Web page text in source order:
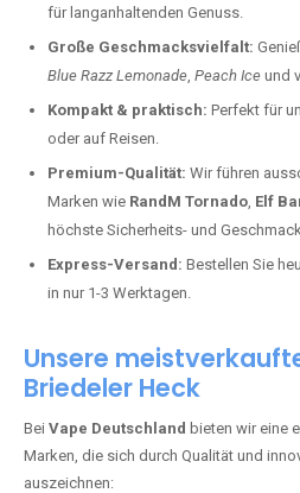
für langanhaltenden Genuss.
Große Geschmacksvielfalt:
Blue Razz Lemonade, Peach Ice und
Kompakt & praktisch: Perfekt für
oder auf Reisen.
Premium-Qualität: Wir führen
Marken wie RandM Tornado, Elf
höchste Sicherheits- und
Express-Versand: Bestellen Sie
in nur 1-3 Werktagen.
Unsere
Briedeler Heck
Bei Vape Deutschland bieten wir eine
Marken, die sich durch Qualität und
auszeichnen: